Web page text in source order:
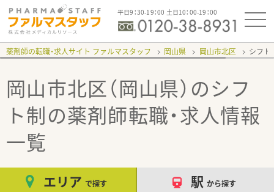
平日9：30-19：00 土日10：00-19：00
薬剤師の転職・求人サイト ファルマスタッフ 岡山県 岡山市北区 シフ
岡山市北区（岡山県）のシフ
ト制の薬剤師転職・求人情報
一覧
エリア で探す 駅 から探す